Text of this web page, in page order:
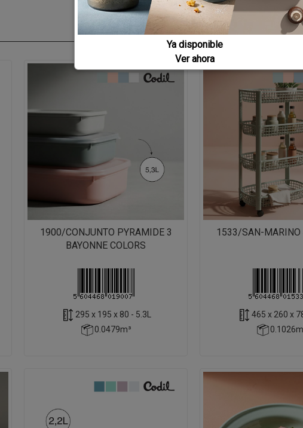
1900/CONJUNTO PYRAMIDE 3
BAYONNE COLORS
295 x 195 x 80 - 5.3L
0.0479m³
1533/SAN-MARINO
465 x 260 x
Ya disponible
Ver ahora